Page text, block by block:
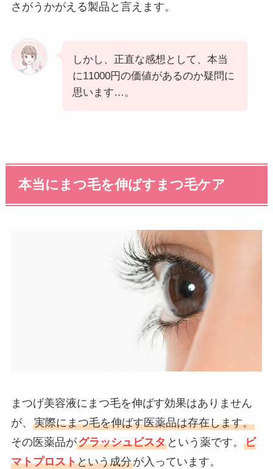
さがうかがえる製品と言えます。
しかし、正直な感想として、本当
に11000円の価値があるのか疑問に
思います…。
本当にまつ毛を伸ばすまつ毛ケア
まつげ美容液にまつ毛を伸ばす効果はありません
が、 実際にまつ毛を伸ばす医薬品は存在します。
その医薬品がグラッシュビスタという薬です。 ビ
マトプロストという成分が入っています。